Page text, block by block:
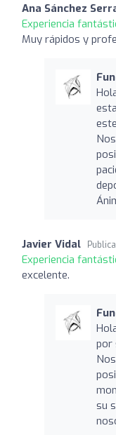
Ana Sánchez
Experiencia
Muy rápidos y
Javier Vidal
Experiencia
excelente.
por
su